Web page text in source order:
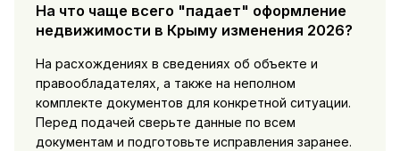
На что чаще всего "падает" оформление
недвижимости в Крыму изменения 2026?
На расхождениях в сведениях об объекте и
правообладателях, а также на неполном
комплекте документов для конкретной ситуации.
Перед подачей сверьте данные по всем
документам и подготовьте исправления заранее.